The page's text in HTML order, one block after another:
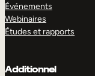
Événements
Webinaires
Études et rapports
Additionnel